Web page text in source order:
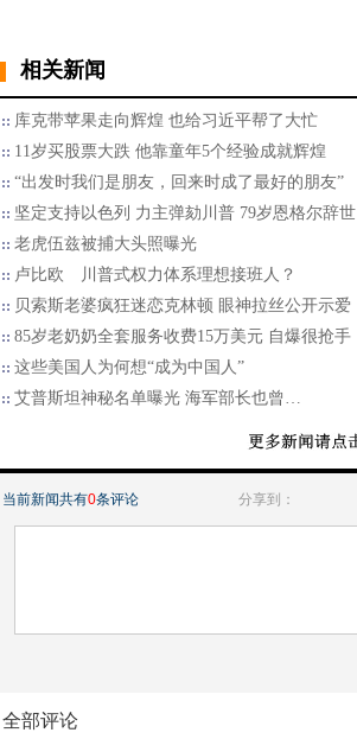
相关新闻
库克带苹果走向辉煌 也给习近平帮了大忙
11岁买股票大跌 他靠童年5个经验成就辉煌
“出发时我们是朋友，回来时成了最好的朋友”
坚定支持以色列 力主弹劾川普 79岁恩格尔辞世
老虎伍兹被捕大头照曝光
卢比欧 川普式权力体系理想接班人？
贝索斯老婆疯狂迷恋克林顿 眼神拉丝公开示爱
85岁老奶奶全套服务收费15万美元 自爆很抢手
这些美国人为何想“成为中国人”
艾普斯坦神秘名单曝光 海军部长也曾…
当前新闻共有0条评论 分享到：
全部评论